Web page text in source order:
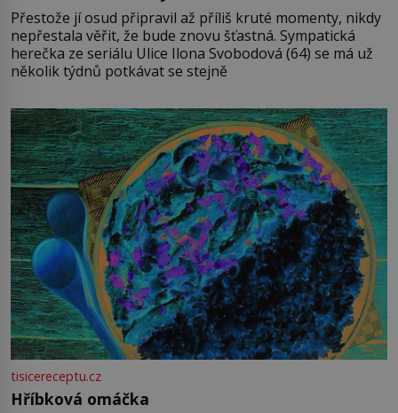
Přestože jí osud připravil až příliš kruté momenty, nikdy
nepřestala věřit, že bude znovu šťastná. Sympatická
herečka ze seriálu Ulice Ilona Svobodová (64) se má už
několik týdnů potkávat se stejně
tisicereceptu.cz
Hříbková omáčka